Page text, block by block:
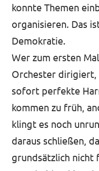
konnte Themen
organisieren. Das
Demokratie.
Wer zum ersten
Orchester dirigiert,
sofort perfekte
kommen zu früh,
klingt es noch
daraus schließen,
grundsätzlich nicht